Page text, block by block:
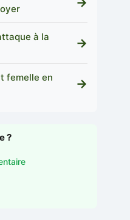
à la
→
femelle en
→
?